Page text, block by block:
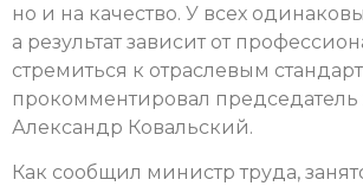
но и на качество. У всех
а результат зависит от
стремиться к отраслевым
прокомментировал
Александр Ковальский.
Как сообщил министр труда,